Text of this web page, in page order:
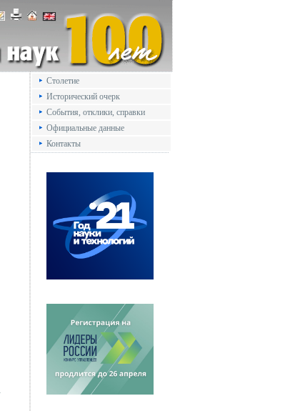
Столетие
Исторический очерк
События, отклики, справки
Официальные данные
Контакты